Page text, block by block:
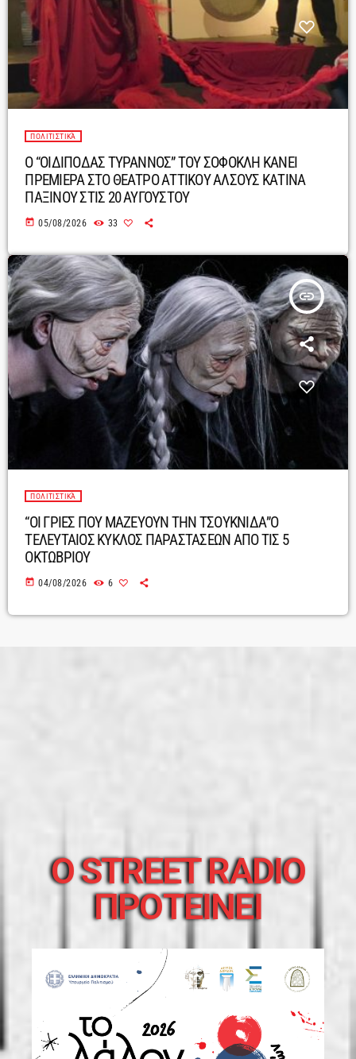
ΠΟΛΙΤΙΣΤΙΚΆ
Ο “ΟΙΔΙΠΟΔΑΣ ΤΥΡΑΝΝΟΣ” ΤΟΥ ΣΟΦΟΚΛΗ ΚΑΝΕΙ
ΠΡΕΜΙΕΡΑ ΣΤΟ ΘΕΑΤΡΟ ΑΤΤΙΚΟΥ ΑΛΣΟΥΣ ΚΑΤΙΝΑ
ΠΑΞΙΝΟΥ ΣΤΙΣ 20 ΑΥΓΟΥΣΤΟΥ
today 05/08/2026 33
insert_link
ΠΟΛΙΤΙΣΤΙΚΆ
“ΟΙ ΓΡΙΕΣ ΠΟΥ ΜΑΖΕΥΟΥΝ ΤΗΝ ΤΣΟΥΚΝΙΔΑ”Ο
ΤΕΛΕΥΤΑΙΟΣ ΚΥΚΛΟΣ ΠΑΡΑΣΤΑΣΕΩΝ ΑΠΟ ΤΙΣ 5
ΟΚΤΩΒΡΙΟΥ
today 04/08/2026 6
O STREET RADIO
ΠΡΟΤΕΙΝΕΙ